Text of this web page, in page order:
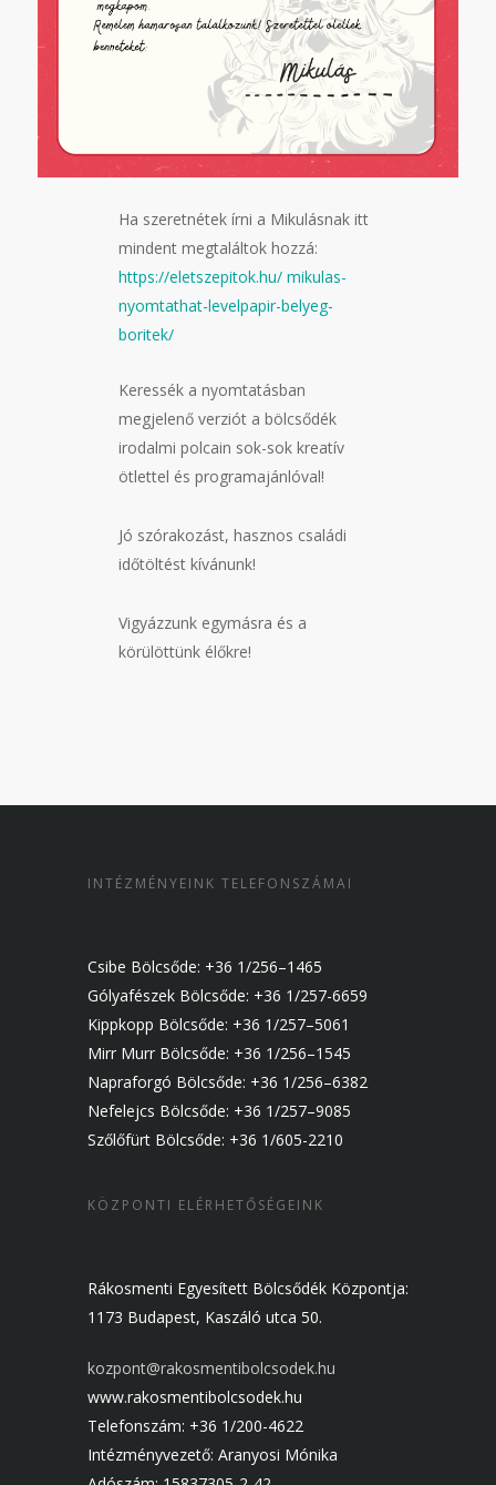
Ha szeretnétek írni a Mikulásnak itt
mindent megtaláltok hozzá:
https://eletszepitok.hu/ mikulas-
nyomtathat-levelpapir-belyeg-
boritek/
Keressék a nyomtatásban
megjelenő verziót a bölcsődék
irodalmi polcain sok-sok kreatív
ötlettel és programajánlóval!
Jó szórakozást, hasznos családi
időtöltést kívánunk!
Vigyázzunk egymásra és a
körülöttünk élőkre!
INTÉZMÉNYEINK TELEFONSZÁMAI
Csibe Bölcsőde: +36 1/256–1465
Gólyafészek Bölcsőde: +36 1/257-6659
Kippkopp Bölcsőde: +36 1/257–5061
Mirr Murr Bölcsőde: +36 1/256–1545
Napraforgó Bölcsőde: +36 1/256–6382
Nefelejcs Bölcsőde: +36 1/257–9085
Szőlőfürt Bölcsőde: +36 1/605-2210
KÖZPONTI ELÉRHETŐSÉGEINK
Rákosmenti Egyesített Bölcsődék Központja:
1173 Budapest, Kaszáló utca 50.
kozpont@rakosmentibolcsodek.hu
www.rakosmentibolcsodek.hu
Telefonszám: +36 1/200-4622
Intézményvezető: Aranyosi Mónika